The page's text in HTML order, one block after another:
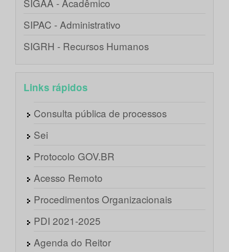
SIGAA - Acadêmico
SIPAC - Administrativo
SIGRH - Recursos Humanos
Links rápidos
Consulta pública de processos
Sei
Protocolo GOV.BR
Acesso Remoto
Procedimentos Organizacionais
PDI 2021-2025
Agenda do Reitor